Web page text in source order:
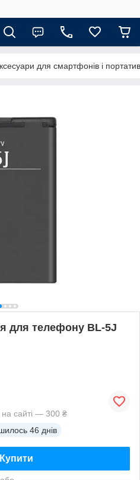
для смартфонів і
для телефону BL-5J
сайті — 300 ₴
46 днів
Купити